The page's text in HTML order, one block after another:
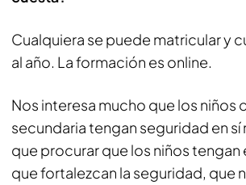
Cualquiera se puede matricular y
al año. La formación es online.
Nos interesa mucho que los niños
secundaria tengan seguridad en sí
que procurar que los niños tengan
que fortalezcan la seguridad, que